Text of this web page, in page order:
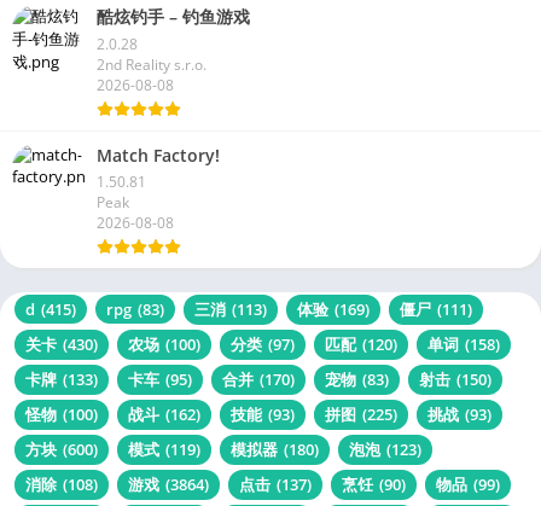
酷炫钓手 – 钓鱼游戏
2.0.28
2nd Reality s.r.o.
2026-08-08
Match Factory!
1.50.81
Peak
2026-08-08
d (415) rpg (83) 三消 (113) 体验 (169) 僵尸 (111)
关卡 (430) 农场 (100) 分类 (97) 匹配 (120) 单词 (158)
卡牌 (133) 卡车 (95) 合并 (170) 宠物 (83) 射击 (150)
怪物 (100) 战斗 (162) 技能 (93) 拼图 (225) 挑战 (93)
方块 (600) 模式 (119) 模拟器 (180) 泡泡 (123)
消除 (108) 游戏 (3864) 点击 (137) 烹饪 (90) 物品 (99)